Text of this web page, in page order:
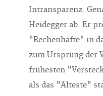
Intransparenz.
Heidegger ab. Er
"Rechenhafte" in
zum Ursprung der
frühesten
als das "Älteste"